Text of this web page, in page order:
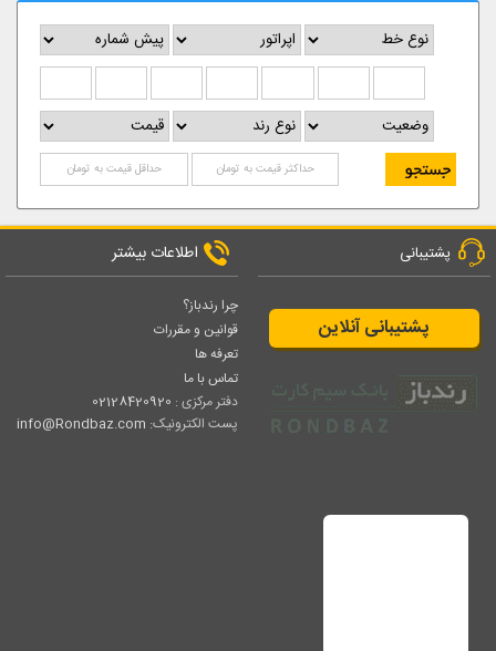
پشتیبانی
پشتیبانی آنلاین
اطلاعات بیشتر
چرا رندباز؟
قوانین و مقررات
تعرفه ها
تماس با ما
دفتر مرکزی : 02128420920
پست الکترونیک: info@Rondbaz.com